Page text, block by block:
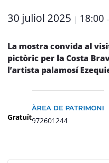
30 juliol 2025 | 18:00
La mostra convida al
pictòric per la Costa
l’artista palamosí
Gratuït
ÀREA DE PATRIMONI
972601244